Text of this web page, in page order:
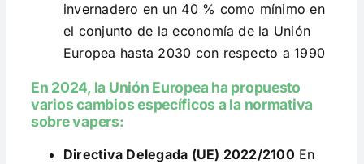
invernadero en un 40 % como mínimo en
el conjunto de la economía de la Unión
Europea hasta 2030 con respecto a 1990
En 2024, la Unión Europea ha propuesto
varios cambios específicos a la normativa
sobre vapers:
Directiva Delegada (UE) 2022/2100 En